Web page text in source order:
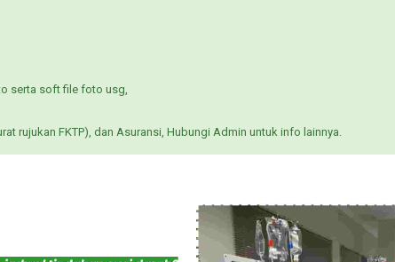
serta soft file foto usg,
rujukan FKTP), dan Asuransi, Hubungi Admin untuk info lainnya.